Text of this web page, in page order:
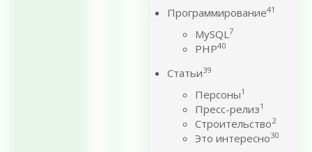
Программирование41
MySQL7
PHP40
Статьи39
Персоны1
Пресс-релиз1
Строительство2
Это интересно30